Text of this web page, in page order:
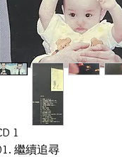
1
繼續追尋